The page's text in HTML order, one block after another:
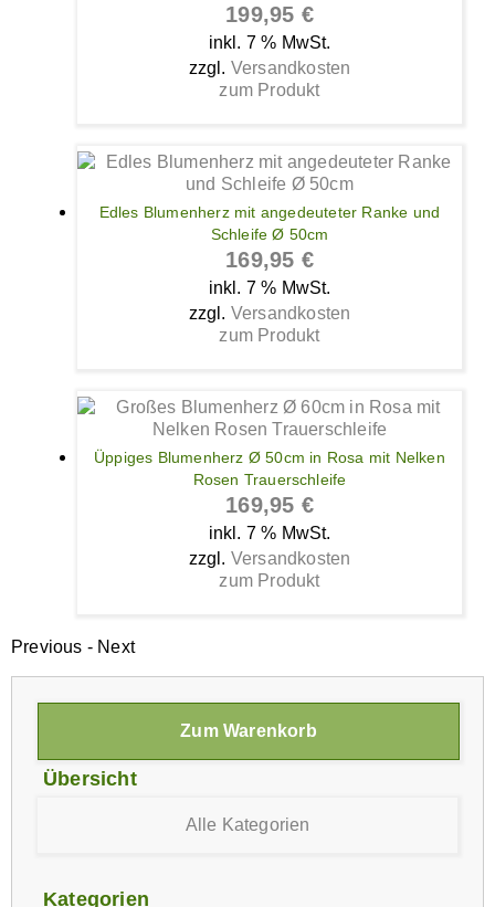
199,95 €
inkl. 7 % MwSt.
zzgl. Versandkosten
zum Produkt
Edles Blumenherz mit angedeuteter Ranke und
Schleife Ø 50cm
169,95 €
inkl. 7 % MwSt.
zzgl. Versandkosten
zum Produkt
Üppiges Blumenherz Ø 50cm in Rosa mit Nelken
Rosen Trauerschleife
169,95 €
inkl. 7 % MwSt.
zzgl. Versandkosten
zum Produkt
Previous - Next
Zum Warenkorb
Übersicht
Alle Kategorien
Kategorien